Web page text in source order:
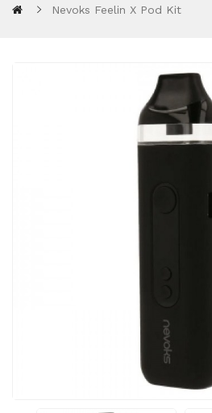
Nevoks Feelin X Pod Kit